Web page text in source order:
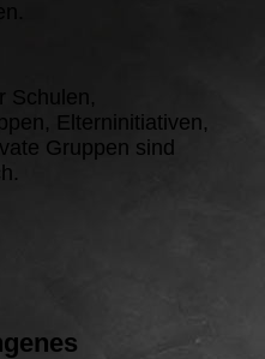
Schulen,
Elterninitiativen,
Gruppen sind